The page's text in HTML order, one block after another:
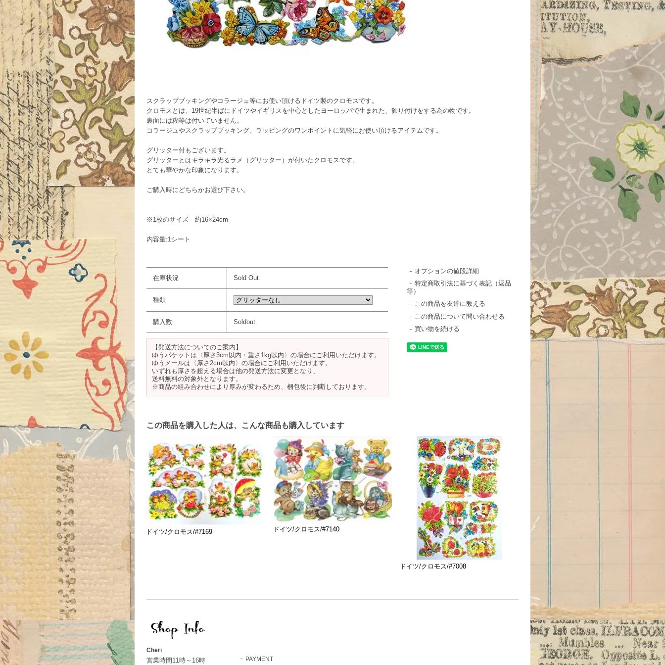
スクラップブッキングやコラージュ等にお使い頂けるドイツ製のクロモスです。
クロモスとは、19世紀半ばにドイツやイギリスを中心としたヨーロッパで生まれた、飾り付けをする為の物です。
裏面には糊等は付いていません。
コラージュやスクラップブッキング、ラッピングのワンポイントに気軽にお使い頂けるアイテムです。
グリッター付もございます。
グリッターとはキラキラ光るラメ（グリッター）が付いたクロモスです。
とても華やかな印象になります。
ご購入時にどちらかお選び下さい。
※1枚のサイズ 約16×24cm
内容量:1シート
在庫状況 Sold Out
種類
購入数 Soldout
【発送方法についてのご案内】
ゆうパケットは〈厚さ3cm以内・重さ1kg以内〉の場合にご利用いただけます。
ゆうメールは〈厚さ2cm以内〉の場合にご利用いただけます。
いずれも厚さを超える場合は他の発送方法に変更となり、
送料無料の対象外となります。
※商品の組み合わせにより厚みが変わるため、梱包後に判断しております。
オプションの値段詳細
特定商取引法に基づく表記（返品
等）
この商品を友達に教える
この商品について問い合わせる
買い物を続ける
この商品を購入した人は、こんな商品も購入しています
ドイツ/クロモス/#7169 ドイツ/クロモス/#7140
ドイツ/クロモス/#7008
Cheri
営業時間11時～16時
PAYMENT